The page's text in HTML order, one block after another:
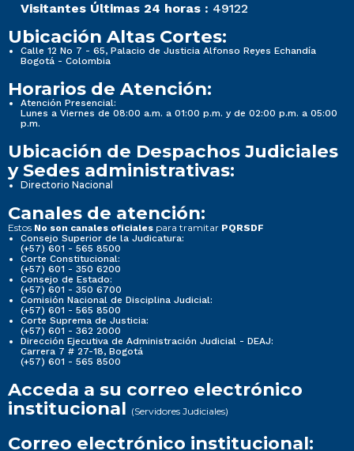
Visitantes Últimas 24 horas : 49122
Ubicación Altas Cortes:
Calle 12 No 7 - 65, Palacio de Justicia Alfonso Reyes Echandía
Bogotá - Colombia
Horarios de Atención:
Atención Presencial:
Lunes a Viernes de 08:00 a.m. a 01:00 p.m. y de 02:00 p.m. a 05:00
p.m.
Ubicación de Despachos Judiciales
y Sedes administrativas:
Directorio Nacional
Canales de atención:
Estos No son canales oficiales para tramitar PQRSDF
Consejo Superior de la Judicatura:
(+57) 601 - 565 8500
Corte Constitucional:
(+57) 601 - 350 6200
Consejo de Estado:
(+57) 601 - 350 6700
Comisión Nacional de Disciplina Judicial:
(+57) 601 - 565 8500
Corte Suprema de Justicia:
(+57) 601 - 362 2000
Dirección Ejecutiva de Administración Judicial - DEAJ:
Carrera 7 # 27-18, Bogotá
(+57) 601 - 565 8500
Acceda a su correo electrónico
institucional (Servidores Judiciales)
Correo electrónico institucional: